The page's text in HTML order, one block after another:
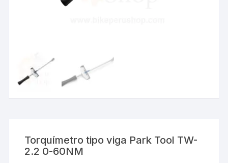
Torquímetro tipo viga Park Tool TW-
2.2 0-60NM